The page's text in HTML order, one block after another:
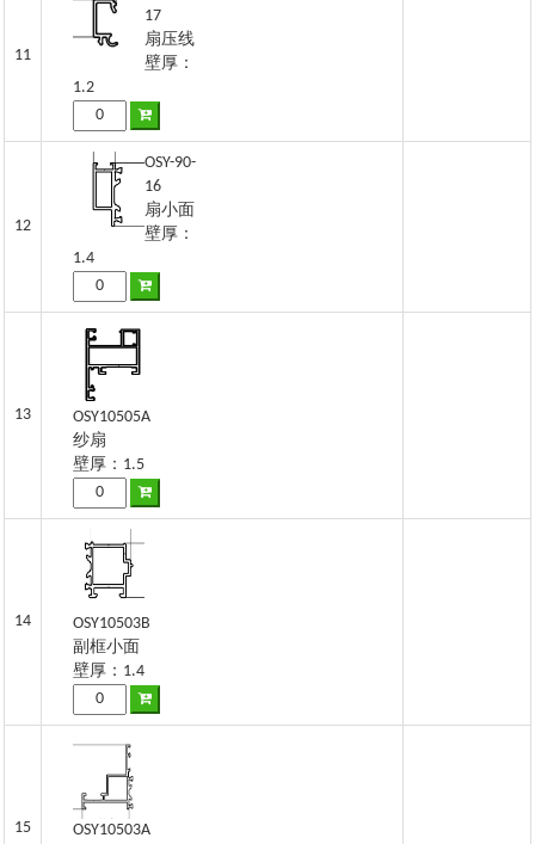
11
17
扇压线
壁厚：
1.2
12
OSY-90-
16
扇小面
壁厚：
1.4
13
OSY10505A
纱扇
壁厚：1.5
14
OSY10503B
副框小面
壁厚：1.4
15
OSY10503A